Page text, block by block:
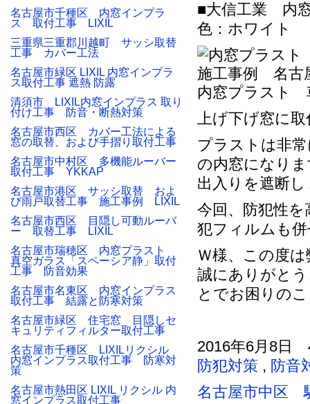
■大信工業 内
色：ホワイト
内窓プラスト
上げ下げ窓に
プラストは非
の内窓になり
出入りを遮断
今回、防犯性
犯フィルムも
Ｗ様、この度
誠にありがと
とでお困りの
2016年6月8日
防犯対策 , 防音
名古屋市中区
名古屋市千種区 内窓インプラ
ス 取付工事 LIXIL
三重県三重郡川越町 サッシ取替
工事 カバー工法
名古屋市緑区 LIXIL 内窓インプラ
ス取付工事 遮熱 防露
清須市 LIXIL内窓インプラス 取り
付け工事 防音・断熱対策
名古屋市西区 カバー工法による
窓の取替、および手摺り取付工事
名古屋市中村区 多機能ルーバー
取付工事 YKKAP
名古屋市港区 サッシ取替 およ
び雨戸取替工事 施工事例 LIXIL
名古屋市西区 目隠し可動ルーバ
ー 取替工事 LIXIL
名古屋市瑞穂区 内窓プラスト
真空ガラス「スペーシア静」取付
工事 防音効果
名古屋市名東区 内窓インプラス
取付工事 結露と防寒対策
名古屋市緑区 住宅窓 目隠しセ
キュリティフィルター取付工事
名古屋市千種区 LIXILリクシル
内窓インプラス取付工事 防寒対
策
名古屋市熱田区 LIXIL リクシル 内
窓インプラス取付工事